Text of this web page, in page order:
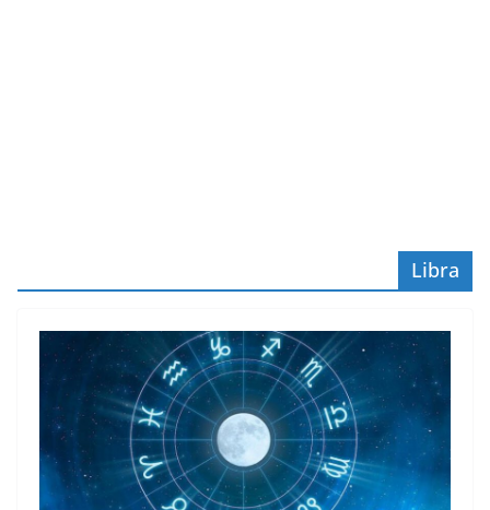
Libra